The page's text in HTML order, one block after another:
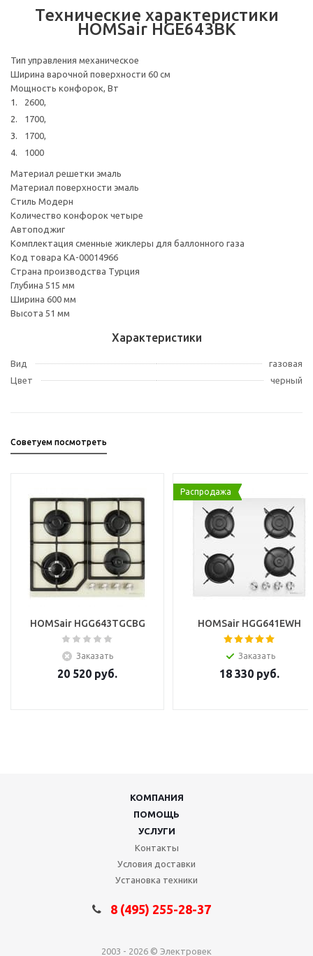
Технические характеристики
HOMSair HGE643BK
Тип управления механическое
Ширина варочной поверхности 60 см
Мощность конфорок, Вт
2600,
1700,
1700,
1000
Материал решетки эмаль
Материал поверхности эмаль
Стиль Модерн
Количество конфорок четыре
Автоподжиг
Комплектация сменные жиклеры для баллонного газа
Код товара КА-00014966
Страна производства Турция
Глубина 515 мм
Ширина 600 мм
Высота 51 мм
Характеристики
Вид
газовая
Цвет
черный
Советуем посмотреть
HOMSair HGG643TGCBG
Заказать
20 520 руб.
Распродажа
HOMSair HGG641EWH
Заказать
18 330 руб.
КОМПАНИЯ
ПОМОЩЬ
УСЛУГИ
Контакты
Условия доставки
Установка техники
8 (495) 255-28-37
2003 - 2026 © Электровек